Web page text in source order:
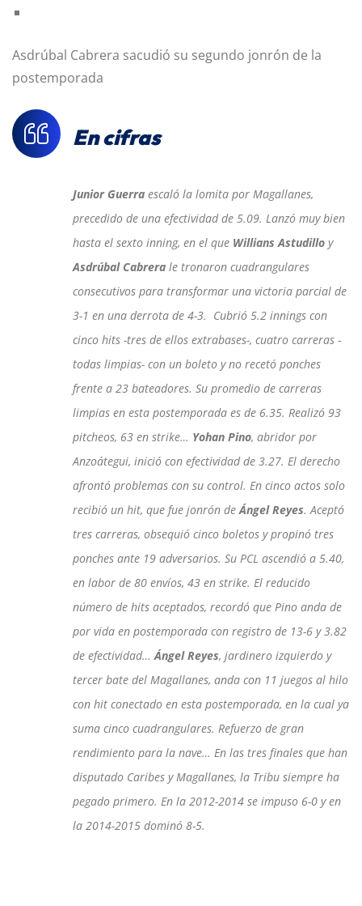
Asdrúbal Cabrera sacudió su segundo jonrón de la
postemporada
En cifras
Junior Guerra escaló la lomita por Magallanes,
precedido de una efectividad de 5.09. Lanzó muy bien
hasta el sexto inning, en el que Willians Astudillo y
Asdrúbal Cabrera le tronaron cuadrangulares
consecutivos para transformar una victoria parcial de
3-1 en una derrota de 4-3. Cubrió 5.2 innings con
cinco hits -tres de ellos extrabases-, cuatro carreras -
todas limpias- con un boleto y no recetó ponches
frente a 23 bateadores. Su promedio de carreras
limpias en esta postemporada es de 6.35. Realizó 93
pitcheos, 63 en strike… Yohan Pino, abridor por
Anzoátegui, inició con efectividad de 3.27. El derecho
afrontó problemas con su control. En cinco actos solo
recibió un hit, que fue jonrón de Ángel Reyes. Aceptó
tres carreras, obsequió cinco boletos y propinó tres
ponches ante 19 adversarios. Su PCL ascendió a 5.40,
en labor de 80 envíos, 43 en strike. El reducido
número de hits aceptados, recordó que Pino anda de
por vida en postemporada con registro de 13-6 y 3.82
de efectividad… Ángel Reyes, jardinero izquierdo y
tercer bate del Magallanes, anda con 11 juegos al hilo
con hit conectado en esta postemporada, en la cual ya
suma cinco cuadrangulares. Refuerzo de gran
rendimiento para la nave… En las tres finales que han
disputado Caribes y Magallanes, la Tribu siempre ha
pegado primero. En la 2012-2014 se impuso 6-0 y en
la 2014-2015 dominó 8-5.